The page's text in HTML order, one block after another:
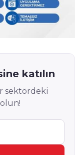
katılın
sektördeki